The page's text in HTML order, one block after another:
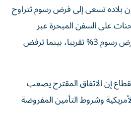
بلاده تسعى إلى فرض ‌رسوم تتراوح
⁠على السفن المبحرة عبر
المضيق. وتقترح عُمان فرض رسوم 3% تقريبا، بينما ترفض
إن الاتفاق المقترح يصعب
وشروط ⁠التأمين المفروضة